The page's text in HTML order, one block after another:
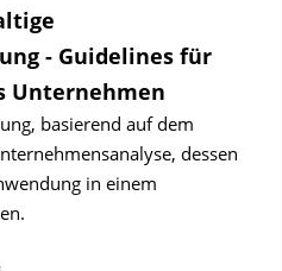
- Guidelines für
Unternehmen
basierend auf dem
dessen
in einem